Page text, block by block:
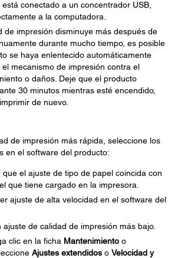
conectado a un concentrador USB,
a la computadora.
de impresión disminuye más después de
durante mucho tiempo, es posible
se haya enlentecido automáticamente
mecanismo de impresión contra el
o daños. Deje que el producto
30 minutos mientras esté encendido,
de nuevo.
de impresión más rápida, seleccione los
en el software del producto:
que el ajuste de tipo de papel coincida con
que tiene cargado en la impresora.
ajuste de alta velocidad en el software del
ajuste de calidad de impresión más bajo.
clic en la ficha Mantenimiento o
Ajustes extendidos o Velocidad y